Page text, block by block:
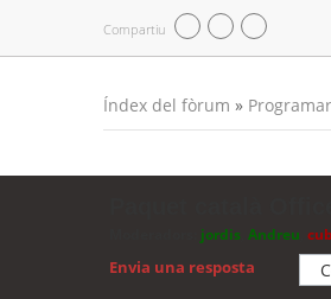
Compartiu
Índex del fòrum »
jordis Andreu
Envia una resposta